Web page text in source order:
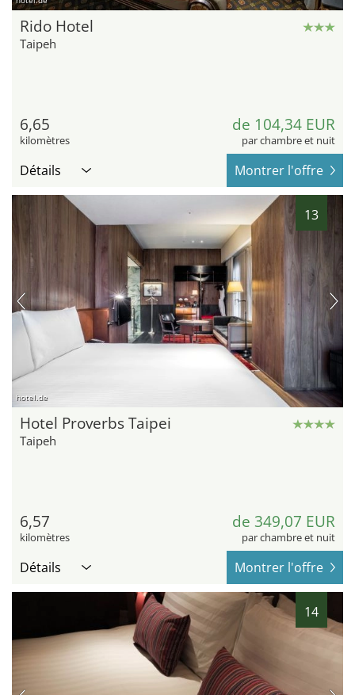
Rido Hotel
Taipeh
6,65
kilomètres
de 104,34 EUR
par chambre et nuit
Détails Montrer l'offre
13
hotel.de
Hotel Proverbs Taipei
Taipeh
6,57
kilomètres
de 349,07 EUR
par chambre et nuit
Détails Montrer l'offre
14